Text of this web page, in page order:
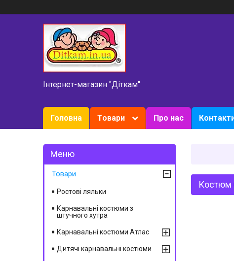
Інтернет-магазин "Діткам"
Головна Товари Про нас
Костюм
Товари
Ростові ляльки
Карнавальні костюми з
штучного хутра
Карнавальні костюми Атлас
Дитячі карнавальні костюми